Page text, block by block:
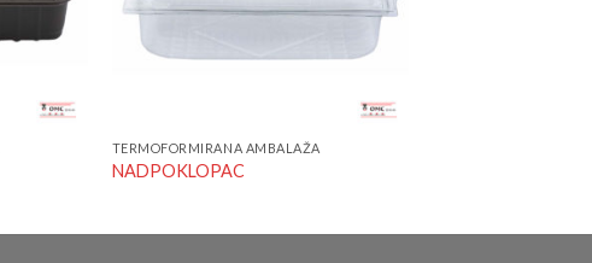
TERMOFORMIRANA AMBALAŽA
NADPOKLOPAC